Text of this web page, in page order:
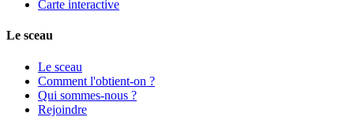
Carte interactive
Le sceau
Le sceau
Comment l'obtient-on ?
Qui sommes-nous ?
Rejoindre